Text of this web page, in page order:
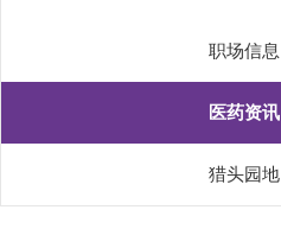
职场信息
医药资讯
猎头园地